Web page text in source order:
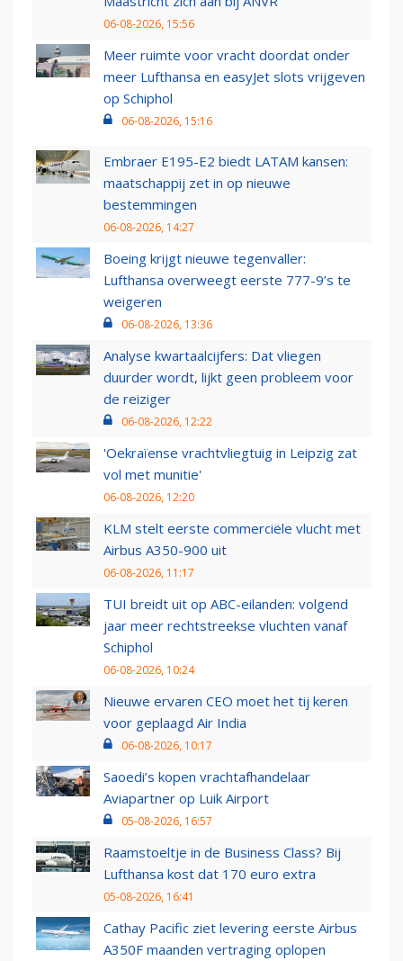
06-08-2026, 15:56
Meer ruimte voor vracht doordat onder
meer Lufthansa en easyJet slots vrijgeven
op Schiphol
06-08-2026, 15:16
Embraer E195-E2 biedt LATAM kansen:
maatschappij zet in op nieuwe
bestemmingen
06-08-2026, 14:27
Boeing krijgt nieuwe tegenvaller:
Lufthansa overweegt eerste 777-9’s te
weigeren
06-08-2026, 13:36
Analyse kwartaalcijfers: Dat vliegen
duurder wordt, lijkt geen probleem voor
de reiziger
06-08-2026, 12:22
'Oekraïense vrachtvliegtuig in Leipzig zat
vol met munitie'
06-08-2026, 12:20
KLM stelt eerste commerciële vlucht met
Airbus A350-900 uit
06-08-2026, 11:17
TUI breidt uit op ABC-eilanden: volgend
jaar meer rechtstreekse vluchten vanaf
Schiphol
06-08-2026, 10:24
Nieuwe ervaren CEO moet het tij keren
voor geplaagd Air India
06-08-2026, 10:17
Saoedi’s kopen vrachtafhandelaar
Aviapartner op Luik Airport
05-08-2026, 16:57
Raamstoeltje in de Business Class? Bij
Lufthansa kost dat 170 euro extra
05-08-2026, 16:41
Cathay Pacific ziet levering eerste Airbus
A350F maanden vertraging oplopen